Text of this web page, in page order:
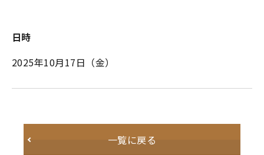
日時
2025年10月17日 （金）
一覧に戻る